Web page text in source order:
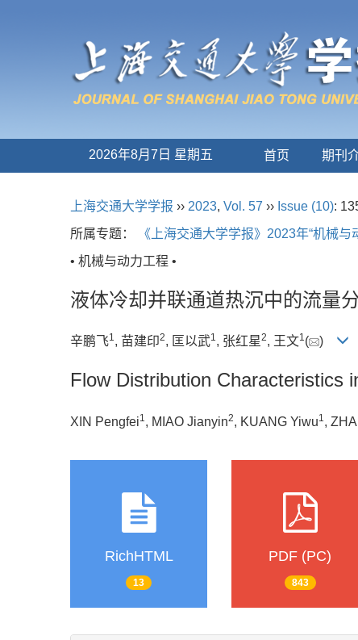
2026年8月7日 星期五 首页 期刊
上海交通大学学报 ›› 2023, Vol. 57 ›› Issue (10):
所属专题：
《上海交通大学学报》2023年“机械与
• 机械与动力工程 •
液体冷却并联通道热沉中的流量
辛鹏飞1, 苗建印2, 匡以武1, 张红星2, 王文1( )
Flow Distribution Characteristics
XIN Pengfei1 , MIAO Jianyin2, KUANG Yiwu1 ,
RichHTML
13
PDF (PC)
843